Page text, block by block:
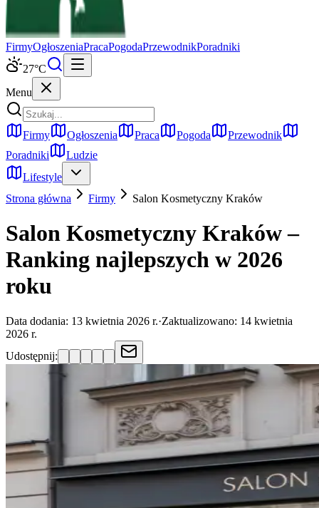
FirmyOgłoszeniaPracaPogodaPrzewodnikPoradniki
27°C
Menu
Firmy Ogłoszenia Praca Pogoda
Przewodnik
Poradniki
Ludzie
Lifestyle
Strona główna
Firmy Salon Kosmetyczny Kraków
Salon Kosmetyczny Kraków –
Ranking najlepszych w 2026
roku
Data dodania: 13 kwietnia 2026 r.·Zaktualizowano: 14 kwietnia
2026 r.
Udostępnij: